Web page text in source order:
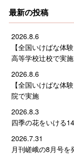
最新の投稿
2026.8.6
【全国いけばな
高等学校辻校で実施
2026.8.6
【全国いけばな
院で実施
2026.8.3
四季の花をいける
2026.7.31
月刊嵯峨の8月号を